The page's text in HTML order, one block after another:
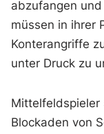
abzufangen
müssen in ihrer
Konterangriffe
unter Druck zu
Mittelfeldspieler
Blockaden von